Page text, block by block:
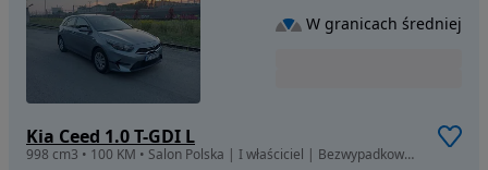
Kia Ceed 1.0 T-GDI L
998 cm3 • 100 KM • Salon Polska | I właściciel | Bezwypadkowa | Serwis ASO | Kamera | Nav
W granicach średniej